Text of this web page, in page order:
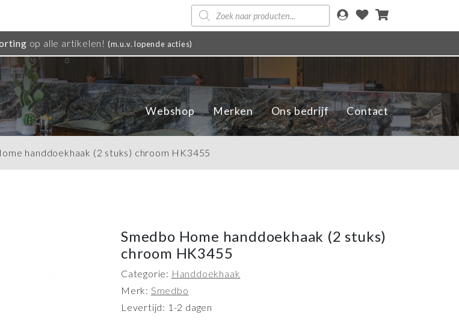
Producten
zoeken
op alle artikelen! (m.u.v. lopende acties)
Webshop Merken Ons bedrijf Contact
handdoekhaak (2 stuks) chroom HK3455
Smedbo Home handdoekhaak (2 stuks)
chroom HK3455
Categorie: Handdoekhaak
Merk: Smedbo
Levertijd: 1-2 dagen